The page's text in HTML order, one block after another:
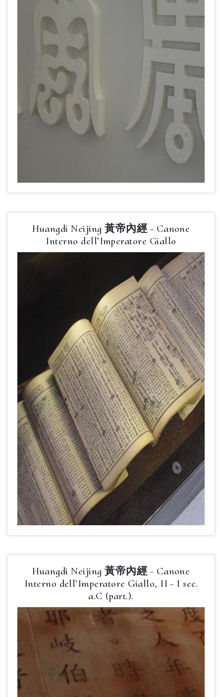
Huangdi Neijing 黃帝內經 - Canone
Interno dell’Imperatore Giallo
Huangdi Neijing 黃帝內經 - Canone
Interno dell’Imperatore Giallo, II - I sec.
a.C (part.).